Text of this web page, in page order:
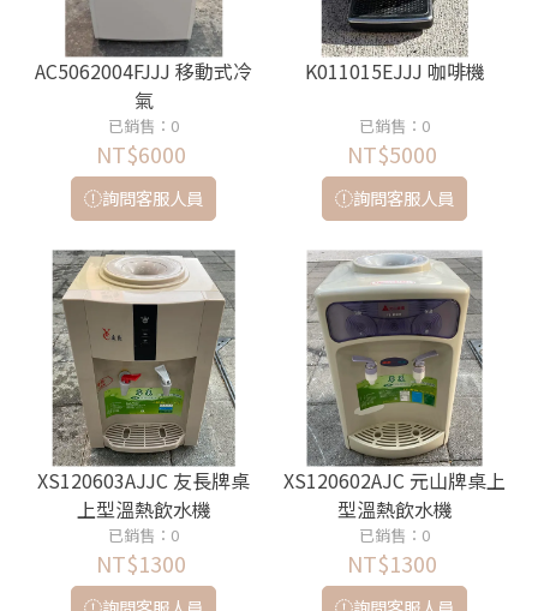
AC5062004FJJJ 移動式冷
氣
已銷售：0
NT$6000
詢問客服人員
K011015EJJJ 咖啡機
已銷售：0
NT$5000
詢問客服人員
XS120603AJJC 友長牌桌
上型溫熱飲水機
已銷售：0
NT$1300
XS120602AJC 元山牌桌上
型溫熱飲水機
已銷售：0
NT$1300